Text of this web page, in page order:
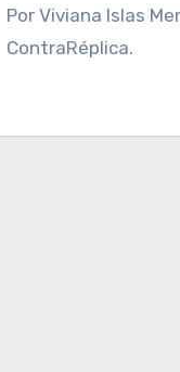
Por Viviana Islas Mendoza. Publicado en
ContraRéplica.